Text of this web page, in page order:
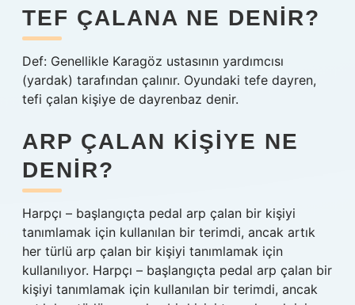
TEF ÇALANA NE DENIR?
Def: Genellikle Karagöz ustasının yardımcısı
(yardak) tarafından çalınır. Oyundaki tefe dayren,
tefi çalan kişiye de dayrenbaz denir.
ARP ÇALAN KIŞIYE NE
DENIR?
Harpçı – başlangıçta pedal arp çalan bir kişiyi
tanımlamak için kullanılan bir terimdi, ancak artık
her türlü arp çalan bir kişiyi tanımlamak için
kullanılıyor. Harpçı – başlangıçta pedal arp çalan bir
kişiyi tanımlamak için kullanılan bir terimdi, ancak